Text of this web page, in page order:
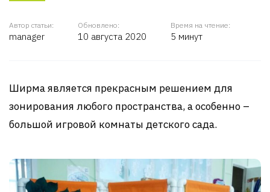
Автор статьи:
manager
Обновлено:
10 августа 2020
Время на чтение:
5 минут
Ширма является прекрасным решением для
зонирования любого пространства, а особенно –
большой игровой комнаты детского сада.